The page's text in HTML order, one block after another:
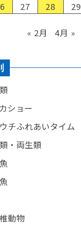
27 28 29
« 2月 4月 »
ショー
チふれあいタイム
・両生類
動物